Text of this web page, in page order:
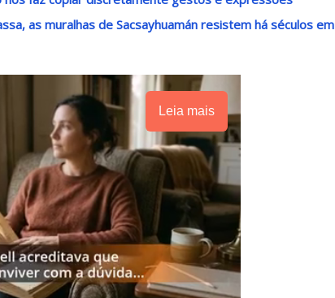
as muralhas de Sacsayhuamán resistem há séculos em
Leia mais